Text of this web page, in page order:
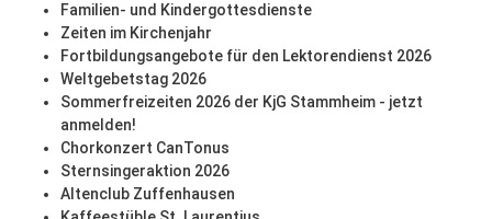
Familien- und Kindergottesdienste
Zeiten im Kirchenjahr
Fortbildungsangebote für den Lektorendienst 2026
Weltgebetstag 2026
Sommerfreizeiten 2026 der KjG Stammheim - jetzt
anmelden!
Chorkonzert CanTonus
Sternsingeraktion 2026
Altenclub Zuffenhausen